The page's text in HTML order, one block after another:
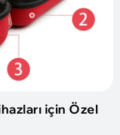
için Özel